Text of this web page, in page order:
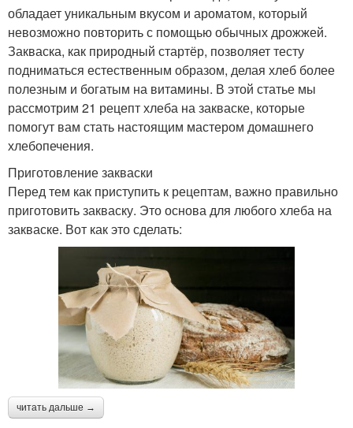
обладает уникальным вкусом и ароматом, который
невозможно повторить с помощью обычных дрожжей.
Закваска, как природный стартёр, позволяет тесту
подниматься естественным образом, делая хлеб более
полезным и богатым на витамины. В этой статье мы
рассмотрим 21 рецепт хлеба на закваске, которые
помогут вам стать настоящим мастером домашнего
хлебопечения.
Приготовление закваски
Перед тем как приступить к рецептам, важно правильно
приготовить закваску. Это основа для любого хлеба на
закваске. Вот как это сделать:
читать дальше →